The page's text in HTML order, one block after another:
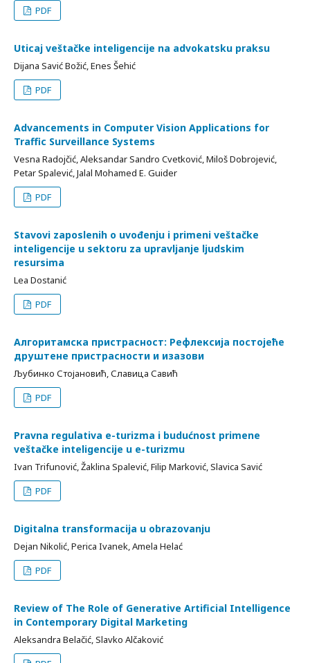
PDF
Uticaj veštačke inteligencije na advokatsku praksu
Dijana Savić Božić, Enes Šehić
PDF
Advancements in Computer Vision Applications for
Traffic Surveillance Systems
Vesna Radojčić, Aleksandar Sandro Cvetković, Miloš Dobrojević,
Petar Spalević, Jalal Mohamed E. Guider
PDF
Stavovi zaposlenih o uvođenju i primeni veštačke
inteligencije u sektoru za upravljanje ljudskim
resursima
Lea Dostanić
PDF
Алгоритамска пристрасност: Рефлексија постојеће
друштене пристрасности и изазови
Љубинко Стојановић, Славица Савић
PDF
Pravna regulativa e-turizma i budućnost primene
veštačke inteligencije u e-turizmu
Ivan Trifunović, Žaklina Spalević, Filip Marković, Slavica Savić
PDF
Digitalna transformacija u obrazovanju
Dejan Nikolić, Perica Ivanek, Amela Helać
PDF
Review of The Role of Generative Artificial Intelligence
in Contemporary Digital Marketing
Aleksandra Belačić, Slavko Alčaković